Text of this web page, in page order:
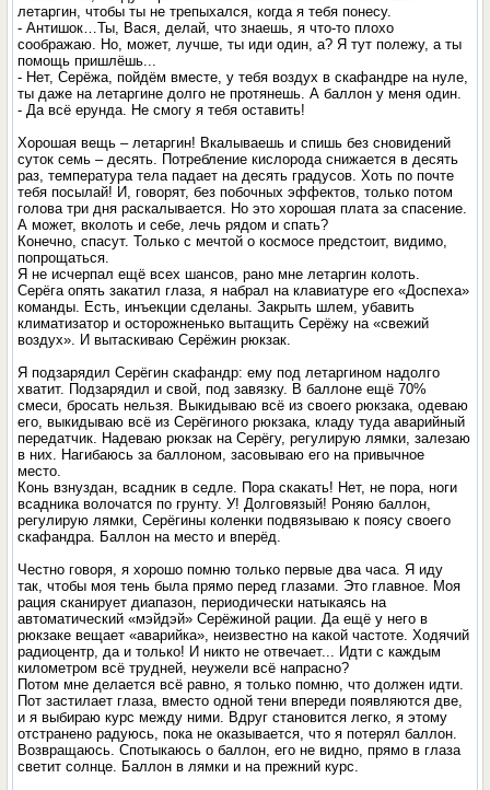
летаргин, чтобы ты не трепыхался, когда я тебя понесу.
- Антишок…Ты, Вася, делай, что знаешь, я что-то плохо
соображаю. Но, может, лучше, ты иди один, а? Я тут полежу, а ты
помощь пришлёшь...
- Нет, Серёжа, пойдём вместе, у тебя воздух в скафандре на нуле,
ты даже на летаргине долго не протянешь. А баллон у меня один.
- Да всё ерунда. Не смогу я тебя оставить!
Хорошая вещь – летаргин! Вкалываешь и спишь без сновидений
суток семь – десять. Потребление кислорода снижается в десять
раз, температура тела падает на десять градусов. Хоть по почте
тебя посылай! И, говорят, без побочных эффектов, только потом
голова три дня раскалывается. Но это хорошая плата за спасение.
А может, вколоть и себе, лечь рядом и спать?
Конечно, спасут. Только с мечтой о космосе предстоит, видимо,
попрощаться.
Я не исчерпал ещё всех шансов, рано мне летаргин колоть.
Серёга опять закатил глаза, я набрал на клавиатуре его «Доспеха»
команды. Есть, инъекции сделаны. Закрыть шлем, убавить
климатизатор и осторожненько вытащить Серёжу на «свежий
воздух». И вытаскиваю Серёжин рюкзак.
Я подзарядил Серёгин скафандр: ему под летаргином надолго
хватит. Подзарядил и свой, под завязку. В баллоне ещё 70%
смеси, бросать нельзя. Выкидываю всё из своего рюкзака, одеваю
его, выкидываю всё из Серёгиного рюкзака, кладу туда аварийный
передатчик. Надеваю рюкзак на Серёгу, регулирую лямки, залезаю
в них. Нагибаюсь за баллоном, засовываю его на привычное
место.
Конь взнуздан, всадник в седле. Пора скакать! Нет, не пора, ноги
всадника волочатся по грунту. У! Долговязый! Роняю баллон,
регулирую лямки, Серёгины коленки подвязываю к поясу своего
скафандра. Баллон на место и вперёд.
Честно говоря, я хорошо помню только первые два часа. Я иду
так, чтобы моя тень была прямо перед глазами. Это главное. Моя
рация сканирует диапазон, периодически натыкаясь на
автоматический «мэйдэй» Серёжиной рации. Да ещё у него в
рюкзаке вещает «аварийка», неизвестно на какой частоте. Ходячий
радиоцентр, да и только! И никто не отвечает... Идти с каждым
километром всё трудней, неужели всё напрасно?
Потом мне делается всё равно, я только помню, что должен идти.
Пот застилает глаза, вместо одной тени впереди появляются две,
и я выбираю курс между ними. Вдруг становится легко, я этому
отстранено радуюсь, пока не оказывается, что я потерял баллон.
Возвращаюсь. Спотыкаюсь о баллон, его не видно, прямо в глаза
светит солнце. Баллон в лямки и на прежний курс.